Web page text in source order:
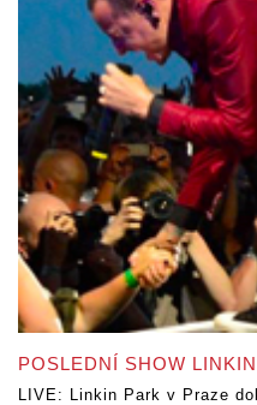
POSLEDNÍ SHOW
LIVE: Linkin Park v Praze